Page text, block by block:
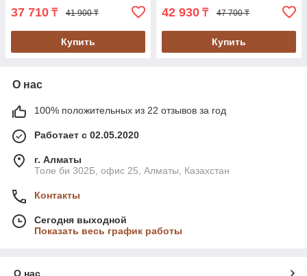
37 710 ₸ 41 900 ₸
Купить
42 930 ₸ 47 700 ₸
Купить
О нас
100% положительных из 22 отзывов за год
Работает с 02.05.2020
г. Алматы
Толе би 302Б, офис 25, Алматы, Казахстан
Контакты
Сегодня выходной
Показать весь график работы
О нас